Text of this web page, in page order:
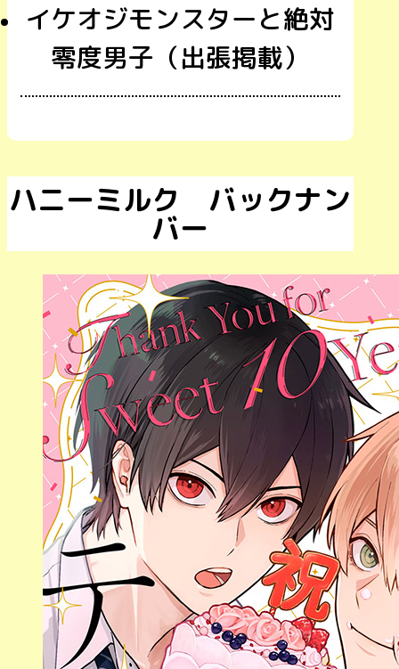
イケオジモンスターと絶対
零度男子（出張掲載）
ハニーミルク バックナン
バー